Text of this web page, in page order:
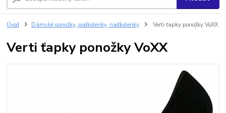
Úvod Dámské ponožky, podkolenky, nadkolenky Verti ťapky ponožky VoXX
Verti ťapky ponožky VoXX